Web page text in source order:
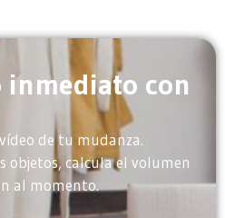
inmediato con
de tu mudanza.
objetos, calcula el volumen
al momento.